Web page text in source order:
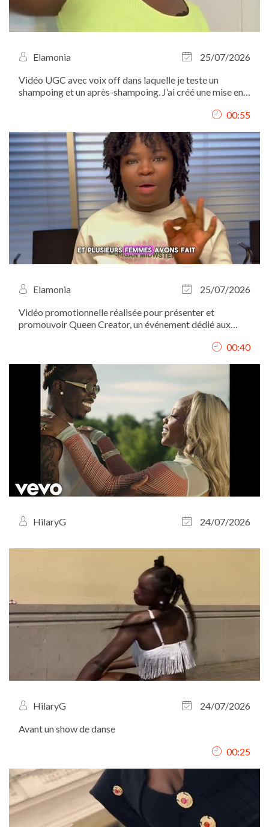
Elamonia
25/07/2026
Vidéo UGC avec voix off dans laquelle je teste un
shampoing et un après-shampoing. J’ai créé une mise en
étapes et mis en valeur les produits à travers des plans00:55
Elamonia
25/07/2026
Vidéo promotionnelle réalisée pour présenter et
promouvoir Queen Creator, un événement dédié aux
concept de la vidéo, assuré le tournage et réalisé le 00:40
HilaryG 24/07/2026
HilaryG
24/07/2026
Avant un show de danse
00:25